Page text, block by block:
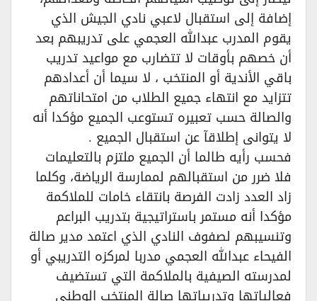
إضافة إلى استقبال لاعبي نادي الجيش الذي
يقوم المدرب عبدالله العجمي على تدريبهم بعد
أن خصهم بأوقات لا تتضارب مع مواعيد تدريب
باقي الأندية أو المنتخب ، لا سيما أن أعدادهم
تتزايد مع انتهاء جميع الطلاب من امتحاناتهم
والصالة حسب تعبيره تستوعب الجميع مؤكدا أنه
لا يتوانى إطلاقآ عن استقبال الجميع .
فحسب رأيه طالما أن الجميع ملتزم بالتعليمات
فلا ضرر من استقبالهم لممارسة الرياضة، وكلما
زاد العدد زادت الفرصة بانتقاء خامات للملاكمة
مؤكدا أنه مستمر باستراتيجية بتدريب البراعم
وتنسيبهم لصفوف النادي الذي اعتمد مدير صالة
الفيحاء عبدالله العجمي مدربا لمركزه التدريبي أو
لمدرسته الصيفية بالملاكمة التي تستضيف
فعالياتها وتدريباتها صالة المنتخب الوطني